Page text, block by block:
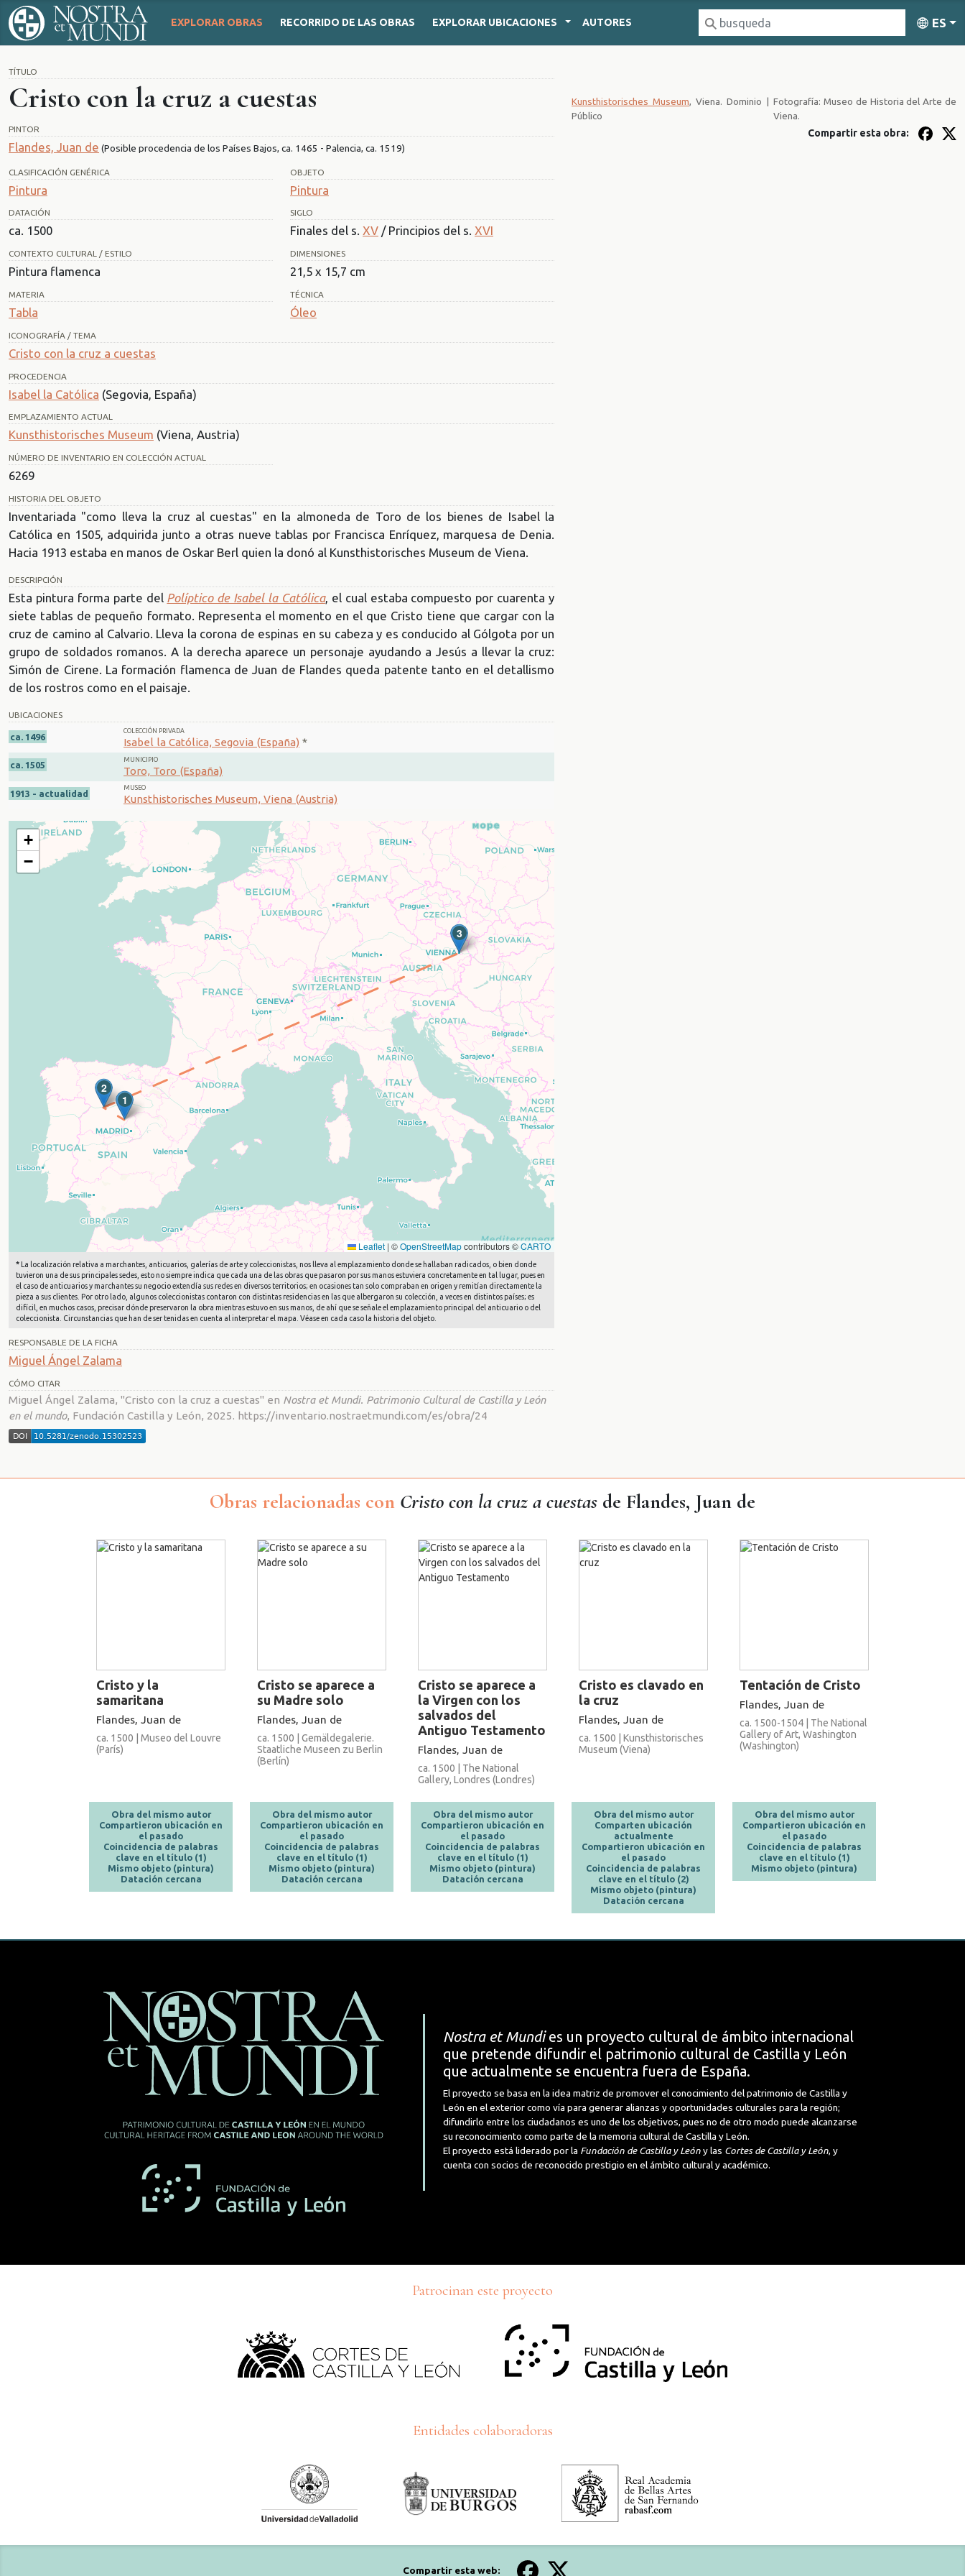
EXPLORAR OBRAS RECORRIDO DE LAS OBRAS EXPLORAR UBICACIONES AUTORES ES
TÍTULO
Cristo con la cruz a cuestas
PINTOR
Flandes, Juan de (Posible procedencia de los Países Bajos, ca. 1465 - Palencia, ca. 1519)
CLASIFICACIÓN GENÉRICA
Pintura
OBJETO
Pintura
DATACIÓN
ca. 1500
SIGLO
Finales del s. XV / Principios del s. XVI
CONTEXTO CULTURAL / ESTILO
Pintura flamenca
DIMENSIONES
21,5 x 15,7 cm
MATERIA
Tabla
TÉCNICA
Óleo
ICONOGRAFÍA / TEMA
Cristo con la cruz a cuestas
PROCEDENCIA
Isabel la Católica (Segovia, España)
EMPLAZAMIENTO ACTUAL
Kunsthistorisches Museum (Viena, Austria)
NÚMERO DE INVENTARIO EN COLECCIÓN ACTUAL
6269
HISTORIA DEL OBJETO
Inventariada "como lleva la cruz al cuestas" en la almoneda de Toro de los bienes de Isabel la
Católica en 1505, adquirida junto a otras nueve tablas por Francisca Enríquez, marquesa de Denia.
Hacia 1913 estaba en manos de Oskar Berl quien la donó al Kunsthistorisches Museum de Viena.
DESCRIPCIÓN
Esta pintura forma parte del Políptico de Isabel la Católica, el cual estaba compuesto por cuarenta y
siete tablas de pequeño formato. Representa el momento en el que Cristo tiene que cargar con la
cruz de camino al Calvario. Lleva la corona de espinas en su cabeza y es conducido al Gólgota por un
grupo de soldados romanos. A la derecha aparece un personaje ayudando a Jesús a llevar la cruz:
Simón de Cirene. La formación flamenca de Juan de Flandes queda patente tanto en el detallismo
de los rostros como en el paisaje.
UBICACIONES
ca. 1496
COLECCIÓN PRIVADA
Isabel la Católica, Segovia (España) *
ca. 1505
MUNICIPIO
Toro, Toro (España)
1913 - actualidad
MUSEO
Kunsthistorisches Museum, Viena (Austria)
1
2
3
+
−
Leaflet | ©OpenStreetMapcontributors ©CARTO
* La localización relativa a marchantes, anticuarios, galerías de arte y coleccionistas, nos lleva al emplazamiento donde se hallaban radicados, o bien donde
tuvieron una de sus principales sedes, esto no siempre indica que cada una de las obras que pasaron por sus manos estuviera concretamente en tal lugar, pues en
el caso de anticuarios y marchantes su negocio extendía sus redes en diversos territorios; en ocasiones tan solo compraban en origen y remitían directamente la
pieza a sus clientes. Por otro lado, algunos coleccionistas contaron con distintas residencias en las que albergaron su colección, a veces en distintos países; es
difícil, en muchos casos, precisar dónde preservaron la obra mientras estuvo en sus manos, de ahí que se señale el emplazamiento principal del anticuario o del
coleccionista. Circunstancias que han de ser tenidas en cuenta al interpretar el mapa. Véase en cada caso la historia del objeto.
RESPONSABLE DE LA FICHA
Miguel Ángel Zalama
CÓMO CITAR
Miguel Ángel Zalama, "Cristo con la cruz a cuestas" en Nostra et Mundi. Patrimonio Cultural de Castilla y León
en el mundo, Fundación Castilla y León, 2025. https://inventario.nostraetmundi.com/es/obra/24
Kunsthistorisches Museum, Viena. Dominio
Público
|Fotografía: Museo de Historia del Arte de
Viena.
Compartir esta obra:
Obras relacionadas con Cristo con la cruz a cuestas de Flandes, Juan de
Cristo y la
samaritana
Flandes, Juan de
ca. 1500 | Museo del Louvre
(París)
Obra del mismo autor
Compartieron ubicación en
el pasado
Coincidencia de palabras
clave en el título (1)
Mismo objeto (pintura)
Datación cercana
Cristo se aparece a
su Madre solo
Flandes, Juan de
ca. 1500 | Gemäldegalerie.
Staatliche Museen zu Berlin
(Berlín)
Obra del mismo autor
Compartieron ubicación en
el pasado
Coincidencia de palabras
clave en el título (1)
Mismo objeto (pintura)
Datación cercana
Cristo se aparece a
la Virgen con los
salvados del
Antiguo Testamento
Flandes, Juan de
ca. 1500 | The National
Gallery, Londres (Londres)
Obra del mismo autor
Compartieron ubicación en
el pasado
Coincidencia de palabras
clave en el título (1)
Mismo objeto (pintura)
Datación cercana
Cristo es clavado en
la cruz
Flandes, Juan de
ca. 1500 | Kunsthistorisches
Museum (Viena)
Obra del mismo autor
Comparten ubicación
actualmente
Compartieron ubicación en
el pasado
Coincidencia de palabras
clave en el título (2)
Mismo objeto (pintura)
Datación cercana
Tentación de Cristo
Flandes, Juan de
ca. 1500-1504 | The National
Gallery of Art, Washington
(Washington)
Obra del mismo autor
Compartieron ubicación en
el pasado
Coincidencia de palabras
clave en el título (1)
Mismo objeto (pintura)
Nostra et Mundies un proyecto cultural de ámbito internacional
que pretende difundir el patrimonio cultural de Castilla y León
que actualmente se encuentra fuera de España.
El proyecto se basa en la idea matriz de promover el conocimiento del patrimonio de Castilla y
León en el exterior como vía para generar alianzas y oportunidades culturales para la región;
difundirlo entre los ciudadanos es uno de los objetivos, pues no de otro modo puede alcanzarse
su reconocimiento como parte de la memoria cultural de Castilla y León.
El proyecto está liderado por la Fundación de Castilla y Leóny las Cortes de Castilla y León, y
cuenta con socios de reconocido prestigio en el ámbito cultural y académico.
Patrocinan este proyecto
Entidades colaboradoras
Compartir esta web: